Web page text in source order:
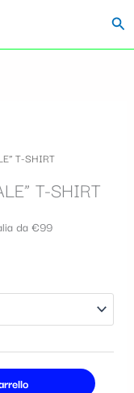
T-SHIRT
T-SHIRT
da €99